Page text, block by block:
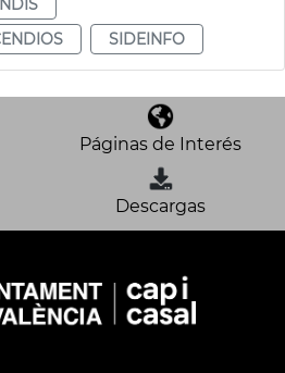
SIDEINFO
Páginas de Interés
Descargas